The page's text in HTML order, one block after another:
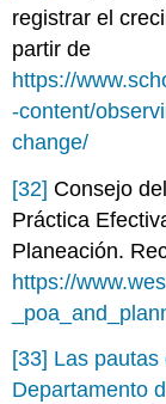
registrar el
partir de
https://
-content/
change/
[32] Consejo
Práctica
Planeación.
https://
[33] Las pautas
Departamento